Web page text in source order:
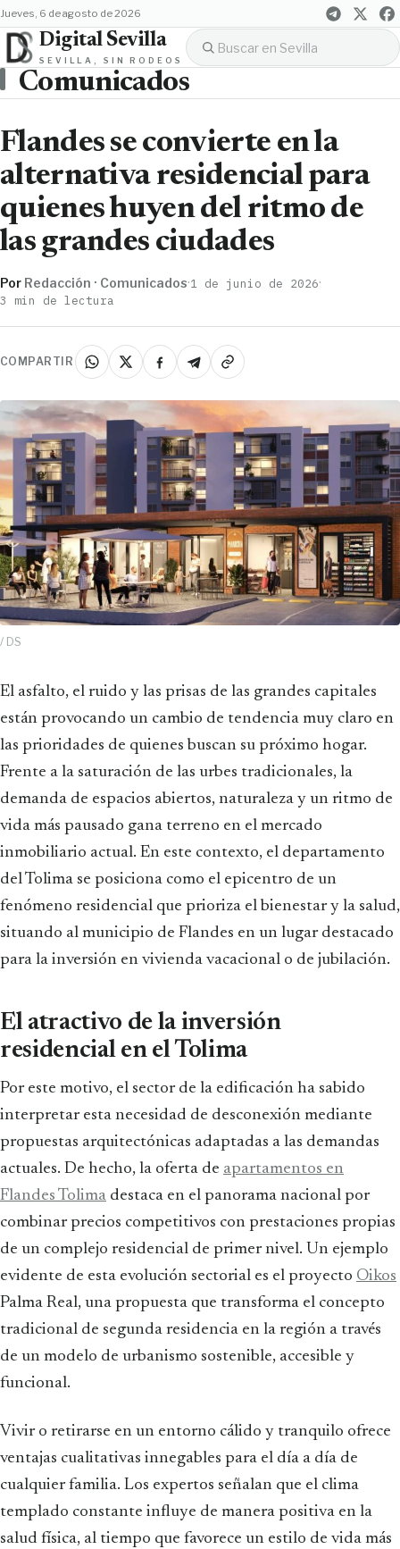
jueves, 6 de agosto de 2026
Digital Sevilla
SEVILLA, SIN RODEOS
Comunicados
Flandes se convierte en la
alternativa residencial para
quienes huyen del ritmo de
las grandes ciudades
Por Redacción · Comunicados·1 de junio de 2026·
3 min de lectura
COMPARTIR
/ DS
El asfalto, el ruido y las prisas de las grandes capitales
están provocando un cambio de tendencia muy claro en
las prioridades de quienes buscan su próximo hogar.
Frente a la saturación de las urbes tradicionales, la
demanda de espacios abiertos, naturaleza y un ritmo de
vida más pausado gana terreno en el mercado
inmobiliario actual. En este contexto, el departamento
del Tolima se posiciona como el epicentro de un
fenómeno residencial que prioriza el bienestar y la salud,
situando al municipio de Flandes en un lugar destacado
para la inversión en vivienda vacacional o de jubilación.
El atractivo de la inversión
residencial en el Tolima
Por este motivo, el sector de la edificación ha sabido
interpretar esta necesidad de desconexión mediante
propuestas arquitectónicas adaptadas a las demandas
actuales. De hecho, la oferta de apartamentos en
Flandes Tolima destaca en el panorama nacional por
combinar precios competitivos con prestaciones propias
de un complejo residencial de primer nivel. Un ejemplo
evidente de esta evolución sectorial es el proyecto Oikos
Palma Real, una propuesta que transforma el concepto
tradicional de segunda residencia en la región a través
de un modelo de urbanismo sostenible, accesible y
funcional.
Vivir o retirarse en un entorno cálido y tranquilo ofrece
ventajas cualitativas innegables para el día a día de
cualquier familia. Los expertos señalan que el clima
templado constante influye de manera positiva en la
salud física, al tiempo que favorece un estilo de vida más